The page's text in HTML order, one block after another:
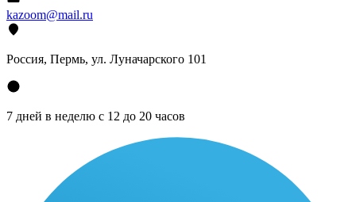
kazoom@mail.ru
Россия, Пермь, ул. Луначарского 101
7 дней в неделю с 12 до 20 часов